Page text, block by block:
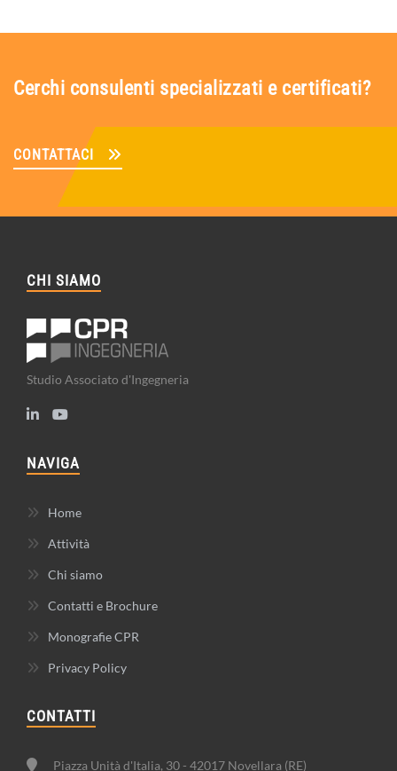
Cerchi consulenti specializzati e certificati?
CONTATTACI
CHI SIAMO
Studio Associato d'Ingegneria
NAVIGA
Home
Attività
Chi siamo
Contatti e Brochure
Monografie CPR
Privacy Policy
CONTATTI
Piazza Unità d'Italia, 30 - 42017 Novellara (RE)